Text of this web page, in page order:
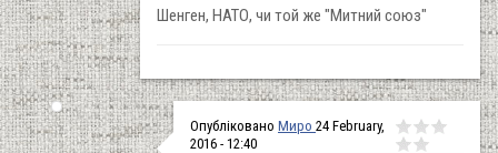
Шенген, НАТО, чи той же "Митний союз"
Опубліковано Миро 24 February,
2016 - 12:40